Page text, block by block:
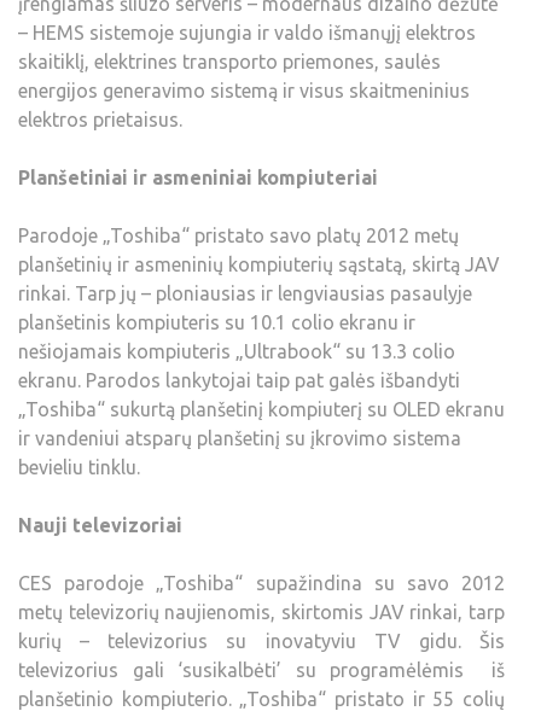
– HEMS sistemoje sujungia ir valdo išmanųjį elektros
skaitiklį, elektrines transporto priemones, saulės
energijos generavimo sistemą ir visus skaitmeninius
elektros prietaisus.
Planšetiniai ir asmeniniai kompiuteriai
Parodoje „Toshiba“ pristato savo platų 2012 metų
planšetinių ir asmeninių kompiuterių sąstatą, skirtą JAV
rinkai. Tarp jų – ploniausias ir lengviausias pasaulyje
planšetinis kompiuteris su 10.1 colio ekranu ir
nešiojamais kompiuteris „Ultrabook“ su 13.3 colio
ekranu. Parodos lankytojai taip pat galės išbandyti
„Toshiba“ sukurtą planšetinį kompiuterį su OLED ekranu
ir vandeniui atsparų planšetinį su įkrovimo sistema
bevieliu tinklu.
Nauji televizoriai
CES parodoje „Toshiba“ supažindina su savo 2012
metų televizorių naujienomis, skirtomis JAV rinkai, tarp
kurių – televizorius su inovatyviu TV gidu. Šis
televizorius gali ‘susikalbėti’ su programėlėmis iš
planšetinio kompiuterio. „Toshiba“ pristato ir 55 colių